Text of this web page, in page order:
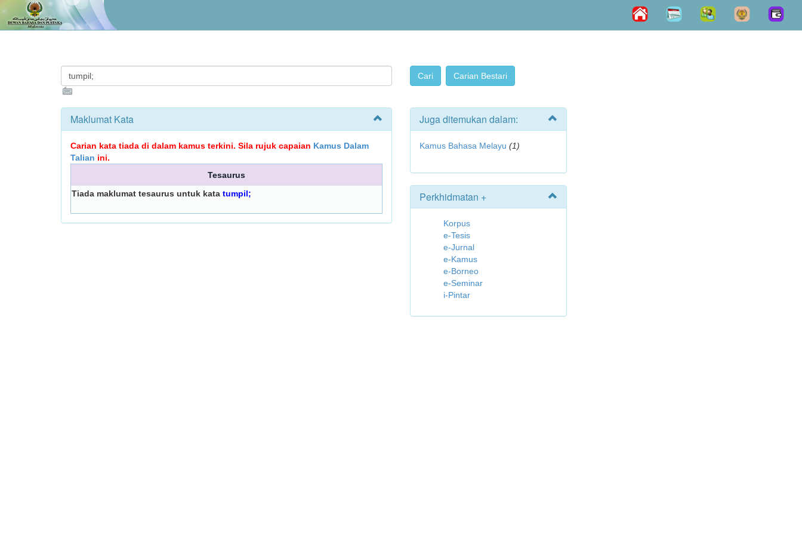
Maklumat Kata
Carian kata tiada di dalam kamus terkini. Sila rujuk capaian Kamus Dalam
Talian ini.
Tesaurus
Tiada maklumat tesaurus untuk kata tumpil;
Juga ditemukan dalam:
Kamus Bahasa Melayu (1)
Perkhidmatan +
Korpus
e-Tesis
e-Jurnal
e-Kamus
e-Borneo
e-Seminar
i-Pintar